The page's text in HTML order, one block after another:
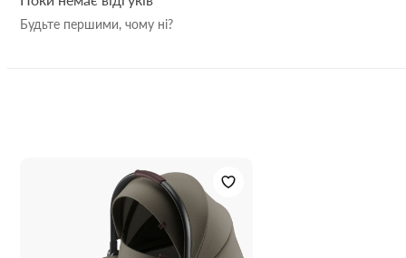
та іншим містам України ви можете на нашому сайті
Будьте першими, чому ні?